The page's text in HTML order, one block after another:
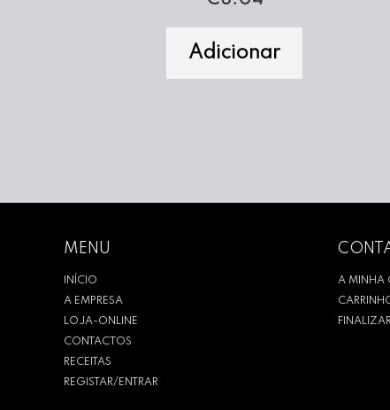
Adicionar
MENU
INÍCIO
A EMPRESA
LOJA-ONLINE
CONTACTOS
RECEITAS
REGISTAR/ENTRAR
A MINHA